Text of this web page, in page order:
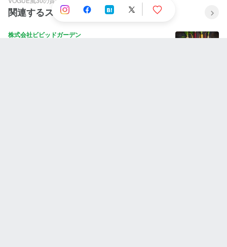
関連するストーリー
株式会社ビビッドガーデン